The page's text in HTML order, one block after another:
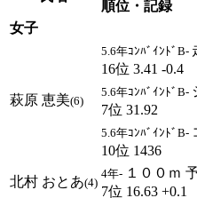
順位・記録
女子
萩原 恵美(6)
5.6年ｺﾝﾊﾞｲﾝﾄﾞB-
16位 3.41 -0.4
5.6年ｺﾝﾊﾞｲﾝﾄﾞB-
7位 31.92
5.6年ｺﾝﾊﾞｲﾝﾄﾞB-
10位 1436
北村 おとあ(4)
4年- １００ｍ
7位 16.63 +0.1